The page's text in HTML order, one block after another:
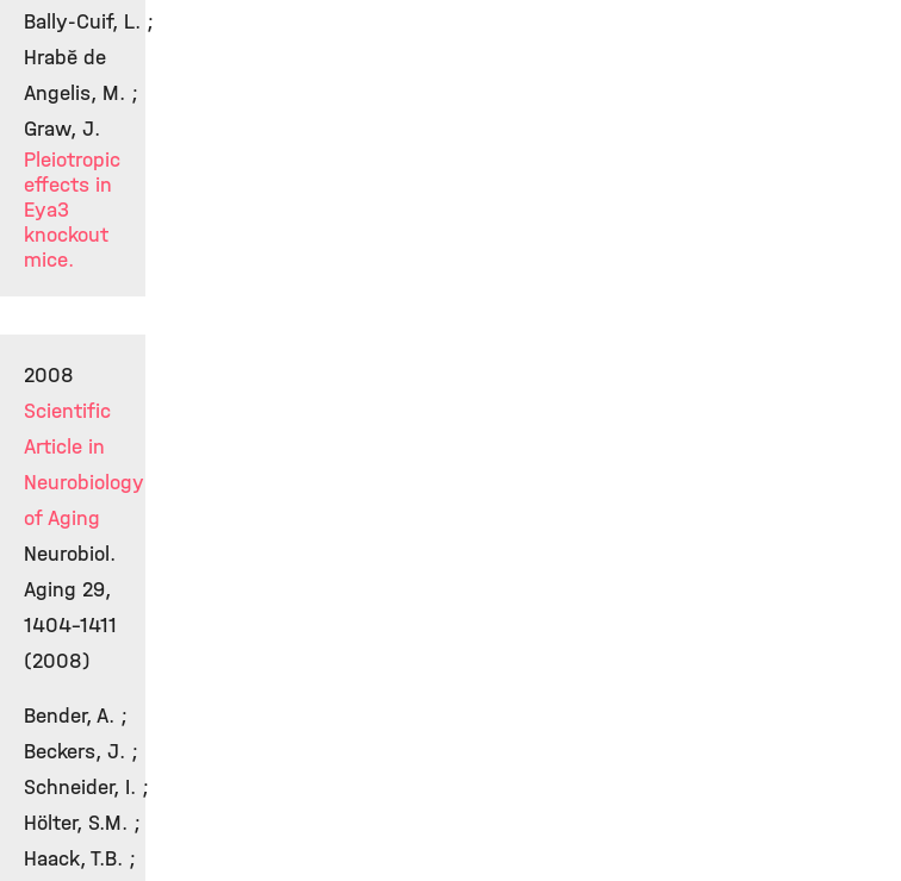
Bally-Cuif, L. ;
Hrabě de
Angelis, M. ;
Graw, J.
Pleiotropic
effects in
Eya3
knockout
mice.
2008
Scientific
Article in
Neurobiology
of Aging
Neurobiol.
Aging 29,
1404-1411
(2008)
Bender, A. ;
Beckers, J. ;
Schneider, I. ;
Hölter, S.M. ;
Haack, T.B. ;